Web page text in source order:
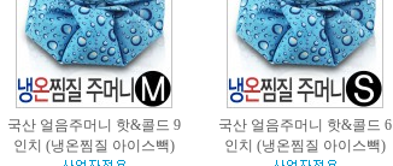
국산 얼음주머니 핫&콜드 9
인치 (냉온찜질 아이스빽)
국산 얼음주머니 핫&콜드 6
인치 (냉온찜질 아이스빽)